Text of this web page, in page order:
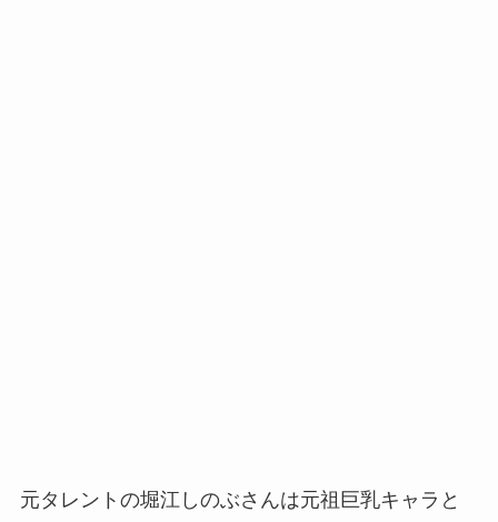
元タレントの堀江しのぶさんは元祖巨乳キャラと